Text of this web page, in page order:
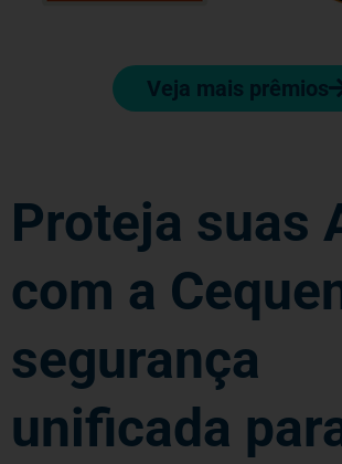
Veja mais prêmios
Proteja suas
com a
segurança
unificada